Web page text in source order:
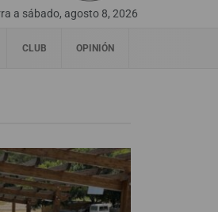
a sábado, agosto 8, 2026
CLUB OPINIÓN